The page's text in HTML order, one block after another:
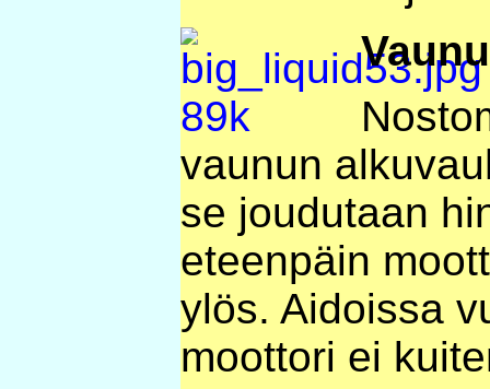
vaunun
se joudutaan
eteenpäin
ylös. Aidoissa
moottori ei